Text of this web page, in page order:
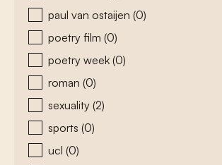
paul van ostaijen (0)
poetry film (0)
poetry week (0)
roman (0)
sexuality (2)
sports (0)
ucl (0)